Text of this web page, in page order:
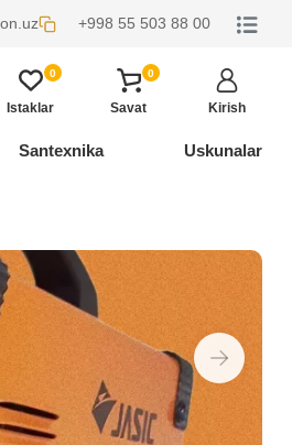
+998 55 503 88 00
0
Istaklar
0
Savat Kirish
Santexnika Uskunalar